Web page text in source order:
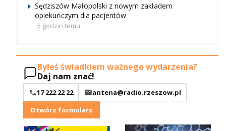
Sędziszów Małopolski z nowym zakładem
opiekuńczym dla pacjentów
5 godzin temu
Byłeś świadkiem ważnego wydarzenia?
Daj nam znać!
17 222 22 22
antena@radio.rzeszow.pl
Otwórz formularz